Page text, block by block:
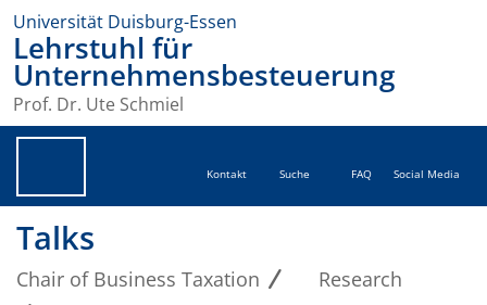
Universität Duisburg-Essen
Lehrstuhl für
Unternehmensbesteuerung
Prof. Dr. Ute Schmiel
Kontakt Suche FAQ Social Media
Talks
Chair of Business Taxation
Research